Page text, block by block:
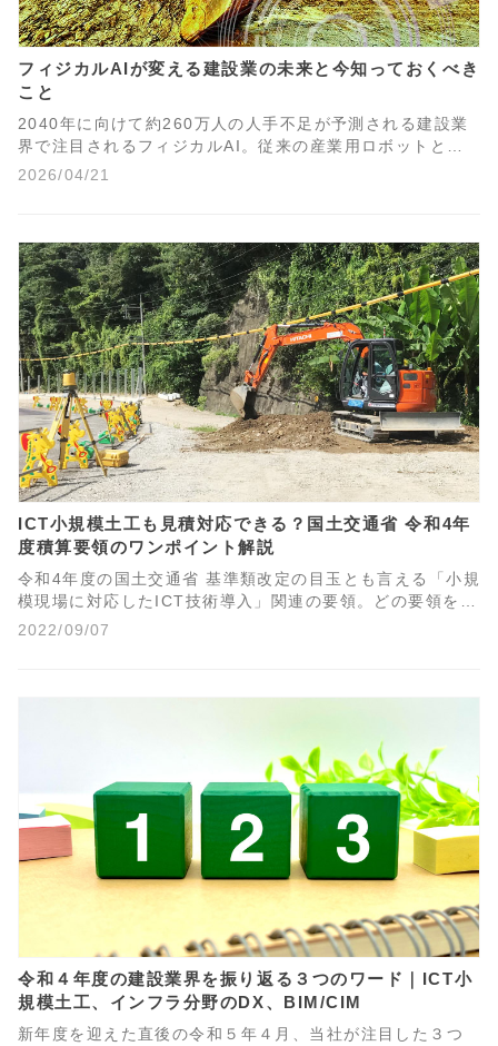
フィジカルAIが変える建設業の未来と今知っておくべき
こと
2040年に向けて約260万人の人手不足が予測される建設業
界で注目されるフィジカルAI。従来の産業用ロボットとの
違い、i-Construction 2.0における位置づけ、中小企業にも
2026/04/21
ICT小規模土工も見積対応できる？国土交通省 令和4年
度積算要領のワンポイント解説
令和4年度の国土交通省 基準類改定の目玉とも言える「小規
模現場に対応したICT技術導入」関連の要領。どの要領をど
のように参考すればいいのかがわからないというお問合せ
2022/09/07
令和４年度の建設業界を振り返る３つのワード｜ICT小
規模土工、インフラ分野のDX、BIM/CIM
新年度を迎えた直後の令和５年４月、当社が注目した３つ